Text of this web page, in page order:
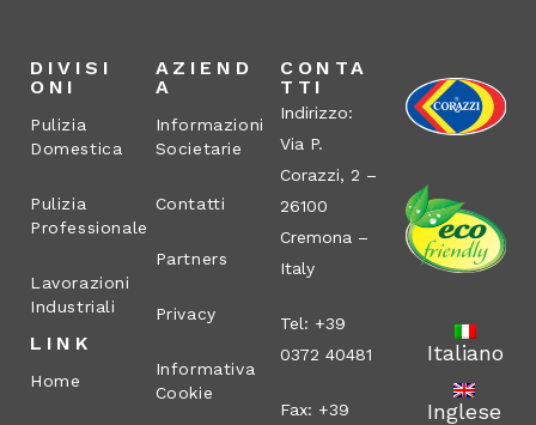
DIVISI
ONI
Pulizia
Domestica
Pulizia
Professionale
Lavorazioni
Industriali
LINK
Home
AZIEND
A
Informazioni
Societarie
Contatti
Partners
Privacy
Informativa
Cookie
CONTA
TTI
Indirizzo:
Via P.
Corazzi, 2 –
26100
Cremona –
Italy
Tel: +39
0372 40481
Fax: +39
Italiano
Inglese